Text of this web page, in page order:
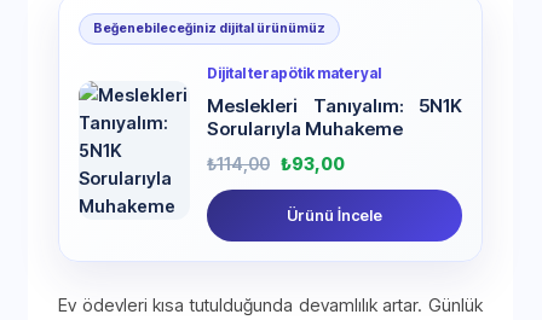
Beğenebileceğiniz dijital ürünümüz
Dijital terapötik materyal
Meslekleri Tanıyalım: 5N1K
Sorularıyla Muhakeme
₺114,00 ₺93,00
Ürünü İncele
Ev ödevleri kısa tutulduğunda devamlılık artar. Günlük